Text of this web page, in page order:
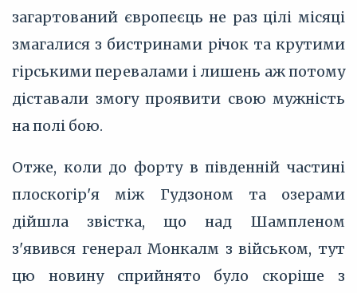
загартований європеєць не раз цілі місяці
змагалися з бистринами річок та крутими
гірськими перевалами і лишень аж потому
діставали змогу проявити свою мужність
на полі бою.
Отже, коли до форту в південній частині
плоскогір'я між Гудзоном та озерами
дійшла звістка, що над Шампленом
з'явився генерал Монкалм з військом, тут
цю новину сприйнято було скоріше з